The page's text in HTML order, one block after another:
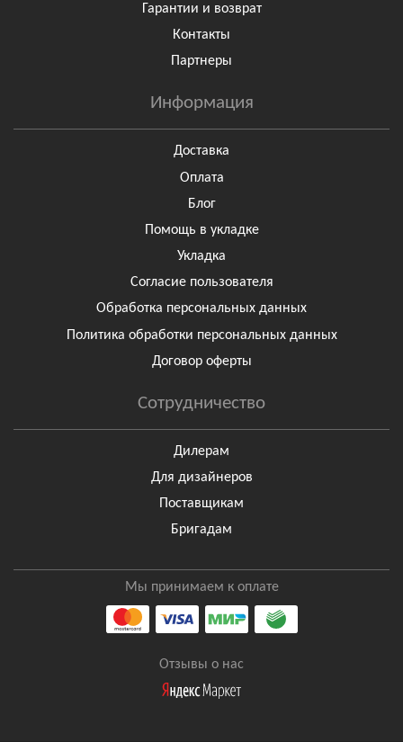
Гарантии и возврат
Контакты
Партнеры
Информация
Доставка
Оплата
Блог
Помощь в укладке
Укладка
Согласие пользователя
Обработка персональных данных
Политика обработки персональных данных
Договор оферты
Сотрудничество
Дилерам
Для дизайнеров
Поставщикам
Бригадам
Мы принимаем к оплате
Отзывы о нас